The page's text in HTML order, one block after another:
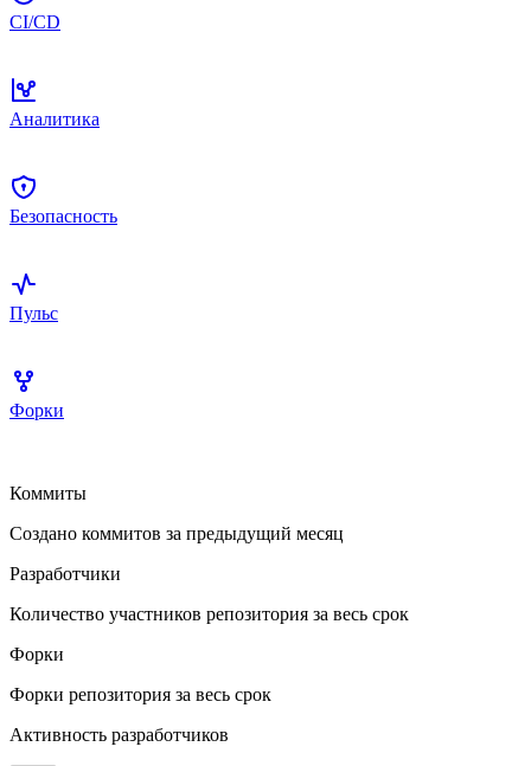
CI/CD
Аналитика
Безопасность
Пульс
Форки
Коммиты
Создано коммитов за предыдущий месяц
Разработчики
Количество участников репозитория за весь срок
Форки
Форки репозитория за весь срок
Активность разработчиков